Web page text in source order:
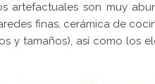
artefactuales son muy
finas, cerámica de
y tamaños), así como los